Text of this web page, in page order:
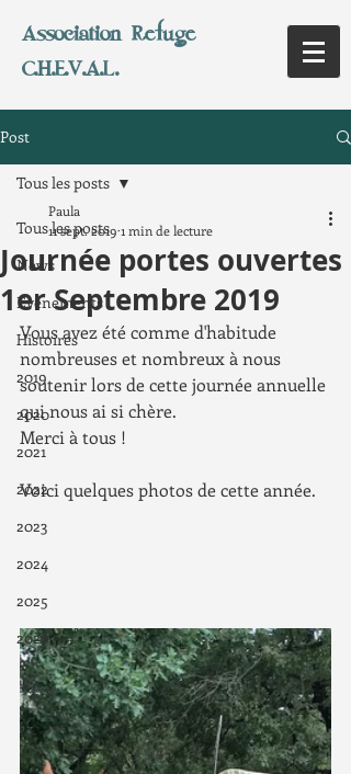
Association Refuge
C.H.E.V.A.L.
Post
Tous les posts
News
Evènements
Histoires
2019
2020
2021
2022
2023
2024
2025
2026
Tous les posts
Journée portes ouvertes
1er Septembre 2019
Paula
11 sept. 2019 1 min de lecture
Vous avez été comme d'habitude
nombreuses et nombreux à nous
soutenir lors de cette journée annuelle
qui nous ai si chère.
Merci à tous !
Voici quelques photos de cette année.